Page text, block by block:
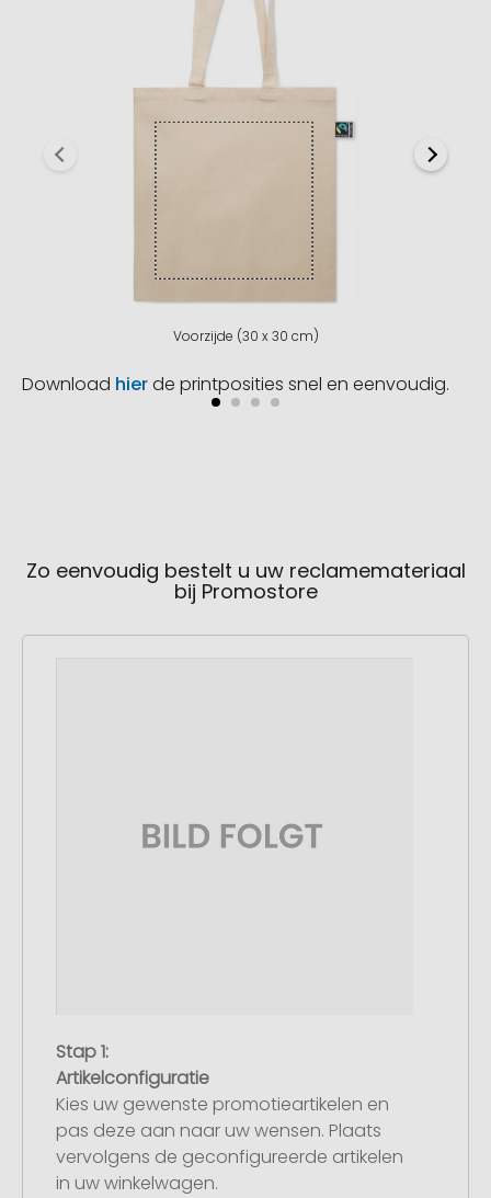
Voorzijde (30 x 30 cm)
Download hierde printposities snel en eenvoudig.
Zo eenvoudig bestelt u uw reclamemateriaal
bij Promostore
Stap 1:
Artikelconfiguratie
Kies uw gewenste promotieartikelen en
pas deze aan naar uw wensen. Plaats
vervolgens de geconfigureerde artikelen
in uw winkelwagen.